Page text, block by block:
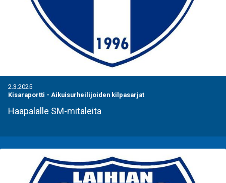
2.3.2025
Kisaraportti - Aikuisurheilijoiden kilpasarjat
Haapalalle SM-mitaleita